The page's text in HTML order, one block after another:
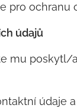
ochranu
údajů
mu
údaje